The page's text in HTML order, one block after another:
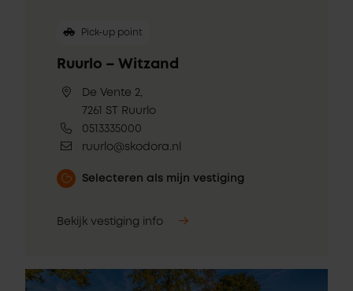
Pick-up point
Ruurlo – Witzand
De Vente 2,
7261 ST Ruurlo
0513335000
ruurlo@skodora.nl
Selecteren als mijn vestiging
Bekijk vestiging info